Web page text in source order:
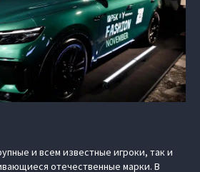
и всем известные игроки, так и
отечественные марки. В